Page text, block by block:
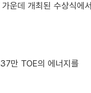
운데 개최된 수상식에서,
만 TOE의 에너지를